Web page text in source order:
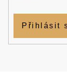
Přihlásit